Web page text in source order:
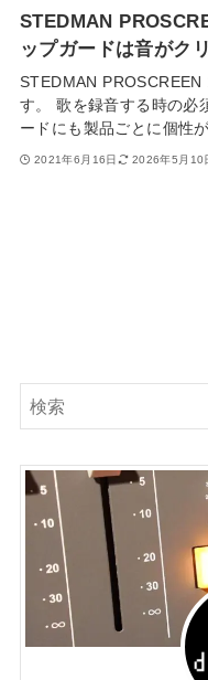
STEDMAN
ップガードは音がク
STEDMAN
す。 歌を録音する時の必
ードにも製品ごとに個性
2021年6月16日 2026年5月10